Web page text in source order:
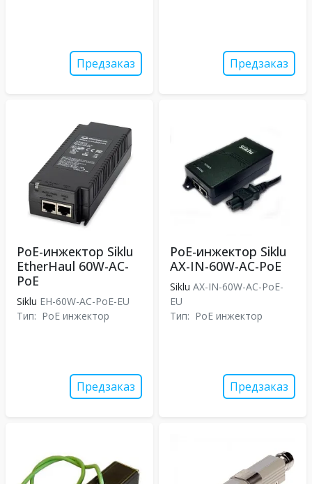
Предзаказ Предзаказ
PoE-инжектор Siklu
EtherHaul 60W-AC-
PoE
Siklu EH-60W-AC-PoE-EU
Тип: PoE инжектор
Предзаказ
PoE-инжектор Siklu
AX-IN-60W-AC-PoE
Siklu AX-IN-60W-AC-PoE-
EU
Тип: PoE инжектор
Предзаказ